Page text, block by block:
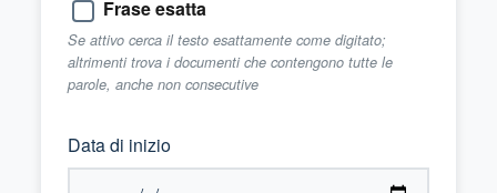
Frase esatta
Se attivo cerca il testo esattamente come digitato;
altrimenti trova i documenti che contengono tutte le
parole, anche non consecutive
Data di inizio